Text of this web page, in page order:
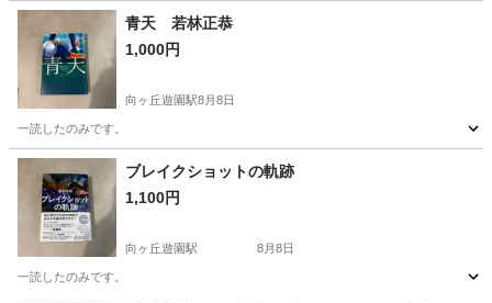
青天 若林正恭
1,000円
向ヶ丘遊園駅8月8日
一読したのみです。
神奈川 川崎市 向ヶ丘遊園駅 文芸
ブレイクショットの軌跡
1,100円
向ヶ丘遊園駅 8月8日
一読したのみです。